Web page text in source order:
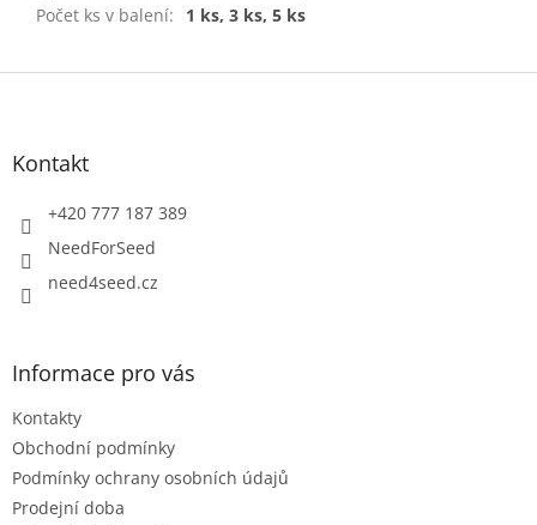
Počet ks v balení: 1 ks, 3 ks, 5 ks
Z
Kontakt
+420 777 187 389
NeedForSeed
need4seed.cz
Informace pro vás
Kontakty
Obchodní podmínky
Podmínky ochrany osobních údajů
Prodejní doba